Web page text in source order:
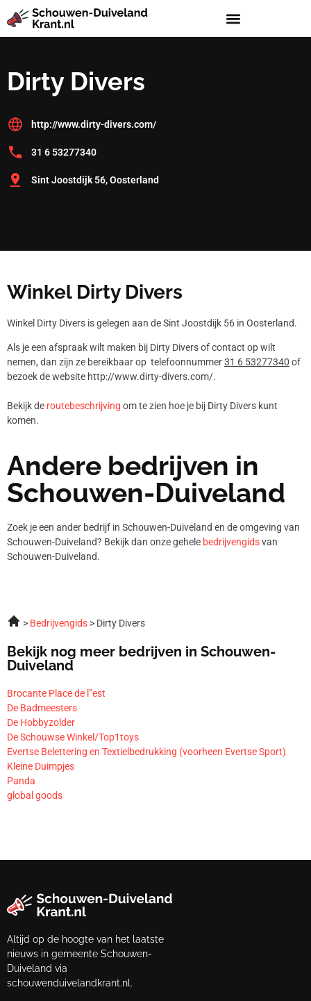
Dirty Divers
http://www.dirty-divers.com/
31 6 53277340
Sint Joostdijk 56, Oosterland
Winkel Dirty Divers
Winkel Dirty Divers is gelegen aan de Sint Joostdijk 56 in Oosterland.
Als je een afspraak wilt maken bij Dirty Divers of contact op wilt
nemen, dan zijn ze bereikbaar op telefoonnummer31 6 53277340 of
bezoek de website http://www.dirty-divers.com/.
Bekijk de routebeschrijving om te zien hoe je bij Dirty Divers kunt
komen.
Andere bedrijven in
Schouwen-Duiveland
Zoek je een ander bedrijf in Schouwen-Duiveland en de omgeving van
Schouwen-Duiveland? Bekijk dan onze gehele bedrijvengidsvan
Schouwen-Duiveland.
Bedrijvengids Dirty Divers
Bekijk nog meer bedrijven in Schouwen-
Duiveland
Brocante Place de l”est
De Badmeesters
De Hobbyzolder
De Schouwse Winkel/Top1toys
Evertse Belettering en Textielbedrukking (voorheen Evertse Sport)
Kleine Duimpjes
Panda
global goods
Altijd op de hoogte van het laatste
nieuws in gemeente Schouwen-
Duiveland via
schouwenduivelandkrant.nl.